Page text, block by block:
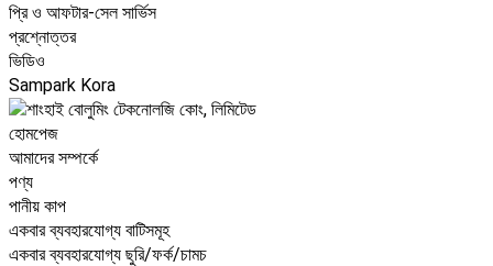
প্রি ও আফটার-সেল সার্ভিস
প্রশ্নোত্তর
ভিডিও
Sampark Kora
হোমপেজ
আমাদের সম্পর্কে
পণ্য
পানীয় কাপ
একবার ব্যবহারযোগ্য বাটিসমূহ
একবার ব্যবহারযোগ্য ছুরি/ফর্ক/চামচ